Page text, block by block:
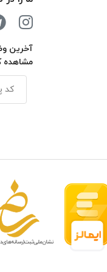
آخرین
مشاهده
مدار بسته در ظرفیتهای